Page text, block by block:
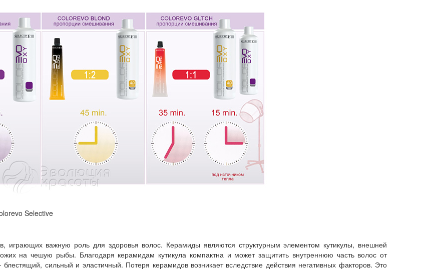
играющих важную роль для здоровья волос. Керамиды являются структурным элементом кутикулы, внешней
на чешую рыбы. Благодаря керамидам кутикула компактна и может защитить внутреннюю часть волос от
сильный и эластичный. Потеря керамидов возникает вследствие действия негативных факторов. Это